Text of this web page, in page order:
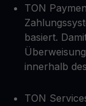
TON
basiert.
innerhalb
TON